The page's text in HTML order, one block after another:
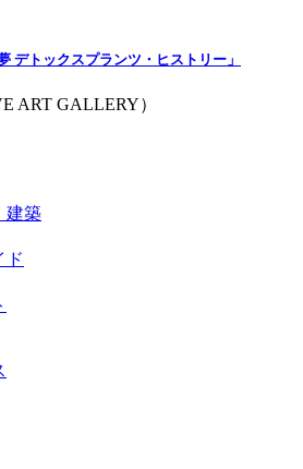
デトックスプランツ・ヒストリー」
ART GALLERY）
建築
ド